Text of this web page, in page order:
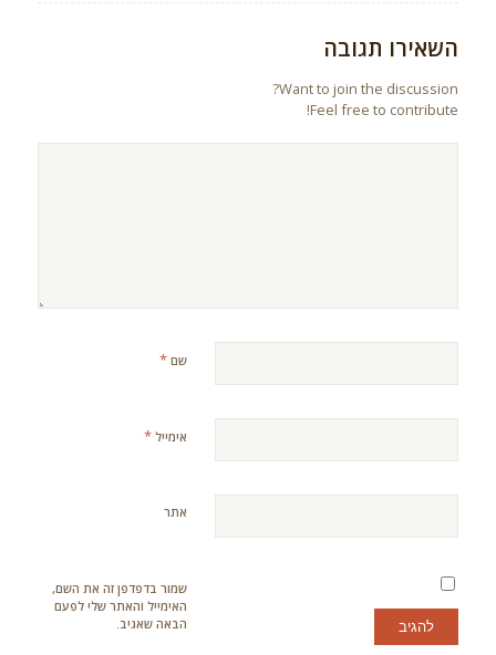
השאירו תגובה
Want to join the discussion?
Feel free to contribute!
שם *
אימייל *
אתר
שמור בדפדפן זה את השם,
האימייל והאתר שלי לפעם
הבאה שאגיב.